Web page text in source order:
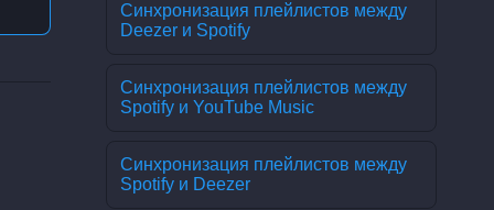
Синхронизация плейлистов между
Deezer и Spotify
Синхронизация плейлистов между
Spotify и YouTube Music
Синхронизация плейлистов между
Spotify и Deezer